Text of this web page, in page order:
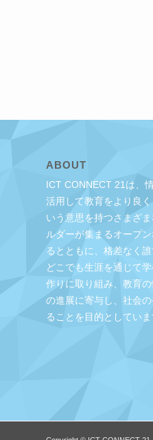
ABOUT
ICT CONNECT 21は、
活用して教育をより良
いう意思を持つさまざ
ルダーが集まるオープ
るとともに、格差なく
どこでも生涯を通じて
作りに取り組み、教育
の進展に寄与し、社会
ることを目的としていま